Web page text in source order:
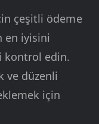
çeşitli ödeme
en iyisini
kontrol edin.
ve düzenli
için